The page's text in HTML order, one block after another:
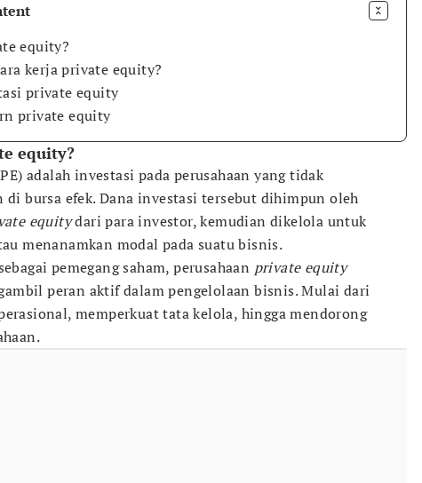
equity?
kerja private equity?
private equity
private equity
equity?
adalah investasi pada perusahaan yang tidak
di bursa efek. Dana investasi tersebut dihimpun oleh
equitydari para investor, kemudian dikelola untuk
menanamkan modal pada suatu bisnis.
pemegang saham, perusahaan private equity
peran aktif dalam pengelolaan bisnis. Mulai dari
memperkuat tata kelola, hingga mendorong